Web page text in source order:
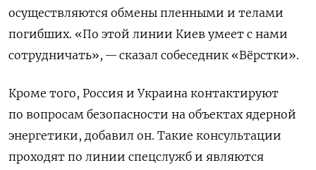
осуществляются обмены пленными и телами
погибших. «По этой линии Киев умеет с нами
сотрудничать», — сказал собеседник «Вёрстки».
Кроме того, Россия и Украина контактируют
по вопросам безопасности на объектах ядерной
энергетики, добавил он. Такие консультации
проходят по линии спецслужб и являются